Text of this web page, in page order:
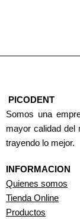
PICODENT
Somos una
mayor calidad del
trayendo lo mejor.
INFORMACION
Quienes somos
Tienda Online
Productos